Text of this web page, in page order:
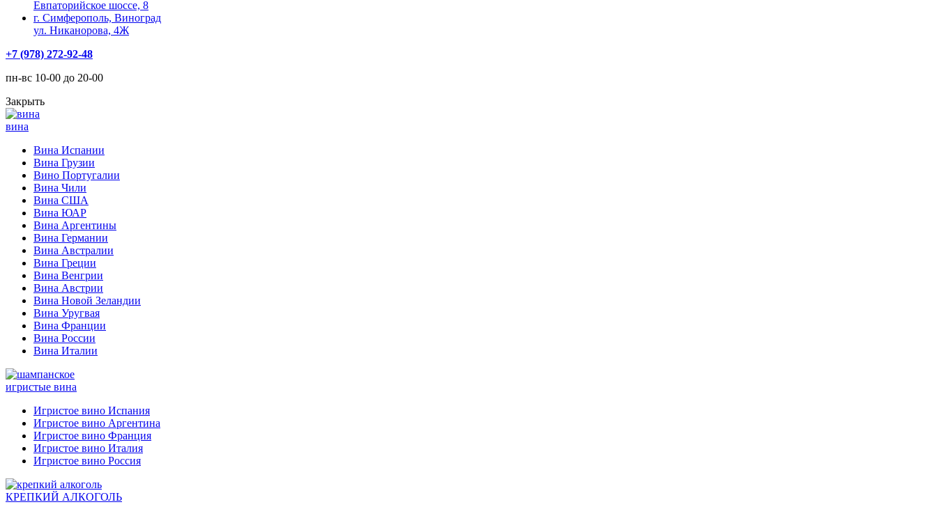
Евпаторийское шоссе, 8
г. Симферополь, Виноград
ул. Никанорова, 4Ж
+7 (978) 272-92-48
пн-вс 10-00 до 20-00
Закрыть
вина
Вина Испании
Вина Грузии
Вино Португалии
Вина Чили
Вина США
Вина ЮАР
Вина Аргентины
Вина Германии
Вина Австралии
Вина Греции
Вина Венгрии
Вина Австрии
Вина Новой Зеландии
Вина Уругвая
Вина Франции
Вина России
Вина Италии
игристые вина
Игристое вино Испания
Игристое вино Аргентина
Игристое вино Франция
Игристое вино Италия
Игристое вино Россия
КРЕПКИЙ АЛКОГОЛЬ